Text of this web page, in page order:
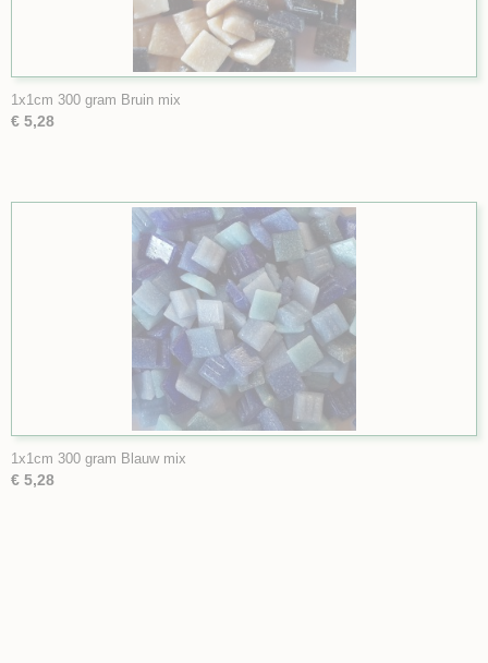
1x1cm 300 gram Bruin mix
€ 5,28
1x1cm 300 gram Blauw mix
€ 5,28